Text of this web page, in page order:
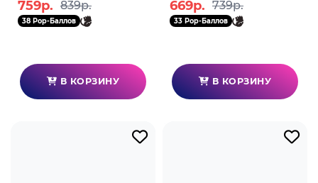
759р. 839р.
38 Pop-Баллов
В КОРЗИНУ
6976068149620
669р. 739р.
33 Pop-Баллов
В КОРЗИНУ